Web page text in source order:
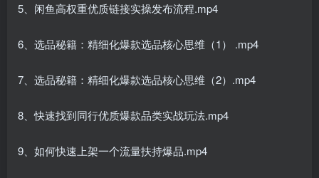
5、闲鱼高权重优质链接实操发布流程.mp4
6、选品秘籍：精细化爆款选品核心思维（1） .mp4
7、选品秘籍：精细化爆款选品核心思维（2）.mp4
8、快速找到同行优质爆款品类实战玩法.mp4
9、如何快速上架一个流量扶持爆品.mp4